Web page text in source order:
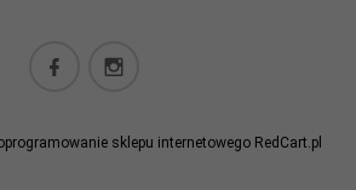
sklepu internetowego RedCart.pl